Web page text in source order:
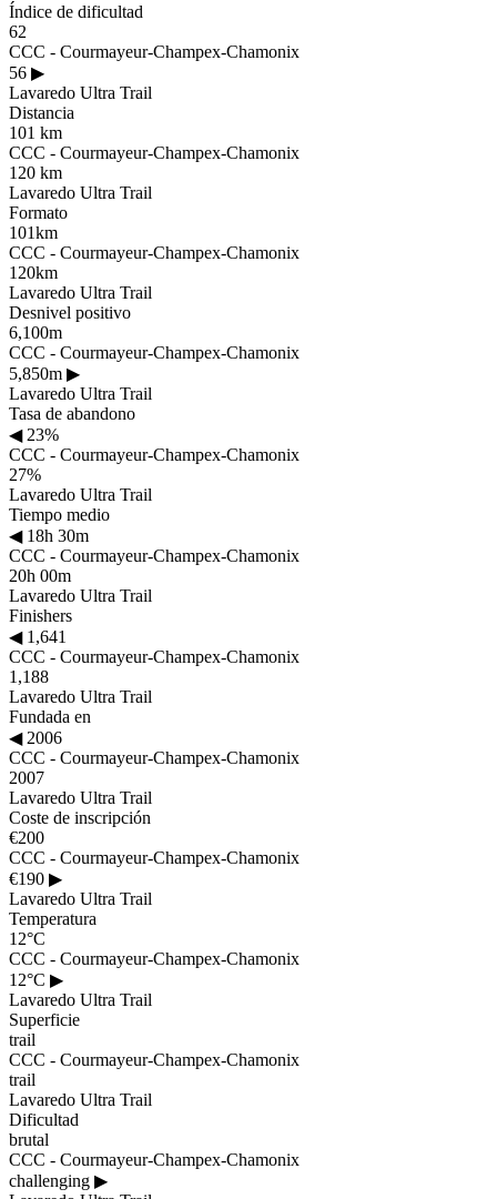
Índice de dificultad
62
CCC - Courmayeur-Champex-Chamonix
56 ▶
Lavaredo Ultra Trail
Distancia
101 km
CCC - Courmayeur-Champex-Chamonix
120 km
Lavaredo Ultra Trail
Formato
101km
CCC - Courmayeur-Champex-Chamonix
120km
Lavaredo Ultra Trail
Desnivel positivo
6,100m
CCC - Courmayeur-Champex-Chamonix
5,850m ▶
Lavaredo Ultra Trail
Tasa de abandono
◀23%
CCC - Courmayeur-Champex-Chamonix
27%
Lavaredo Ultra Trail
Tiempo medio
◀18h 30m
CCC - Courmayeur-Champex-Chamonix
20h 00m
Lavaredo Ultra Trail
Finishers
◀1,641
CCC - Courmayeur-Champex-Chamonix
1,188
Lavaredo Ultra Trail
Fundada en
◀2006
CCC - Courmayeur-Champex-Chamonix
2007
Lavaredo Ultra Trail
Coste de inscripción
€200
CCC - Courmayeur-Champex-Chamonix
€190 ▶
Lavaredo Ultra Trail
Temperatura
12°C
CCC - Courmayeur-Champex-Chamonix
12°C ▶
Lavaredo Ultra Trail
Superficie
trail
CCC - Courmayeur-Champex-Chamonix
trail
Lavaredo Ultra Trail
Dificultad
brutal
CCC - Courmayeur-Champex-Chamonix
challenging ▶